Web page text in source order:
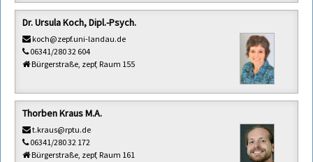
Dr. Ursula Koch, Dipl.-Psych.
koch@zepf.uni-landau.de
06341/280 32 604
Bürgerstraße, zepf, Raum 155
Thorben Kraus M.A.
t.kraus@rptu.de
06341/280 32 172
Bürgerstraße, zepf, Raum 161